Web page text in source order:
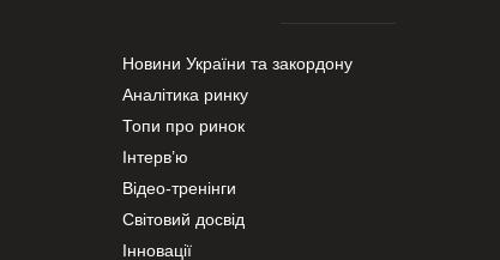
Новини України та закордону
Аналітика ринку
Топи про ринок
Інтерв’ю
Відео-тренінги
Світовий досвід
Інновації